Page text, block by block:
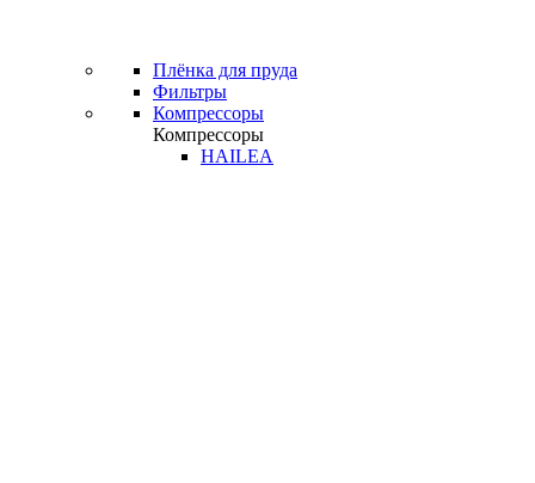
Плёнка для пруда
Фильтры
Компрессоры
Компрессоры
HAILEA